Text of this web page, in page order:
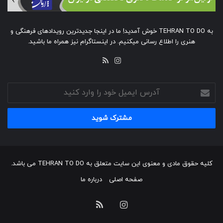
به TEHRAN TO DO خوش آمدید! ما در اینجا جدیدترین رویدادهای فرهنگی و
هنری را اطلاع رسانی میکنیم. در اینستاگرام نیز همراه ما باشید.
اینستاگرام
آدرس
ایمیل
خود
وارد
کلیه حقوق مادی و معنوی این سایت متعلق به TEHRAN TO DO می باشد.
صفحه اصلی
درباره ما
اینستاگرام